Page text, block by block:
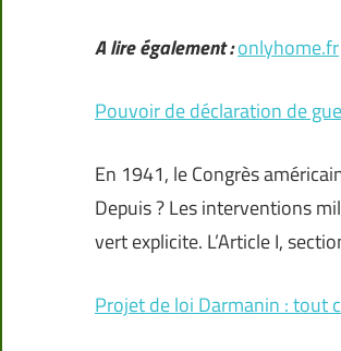
A lire également :onlyhome.fr
Pouvoir de déclaration de
En 1941, le Congrès
Depuis ? Les interventions
vert explicite. L’Article I,
Projet de loi Darmanin : tout